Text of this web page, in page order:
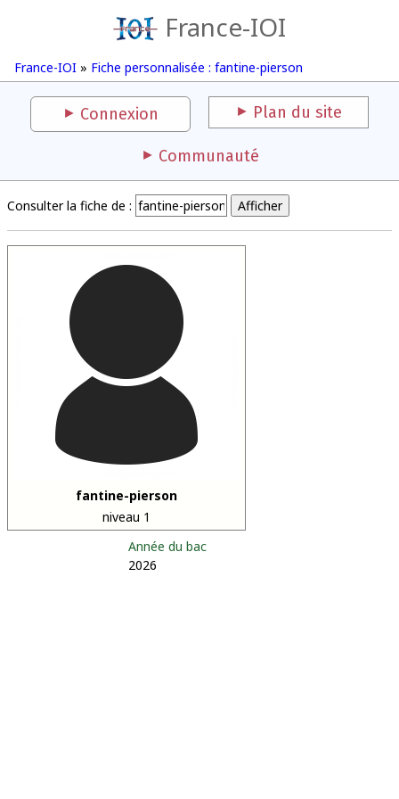
France-IOI
France-IOI » Fiche personnalisée : fantine-pierson
Connexion Plan du site
Communauté
Consulter la fiche de :
fantine-pierson
niveau 1
Année du bac
2026